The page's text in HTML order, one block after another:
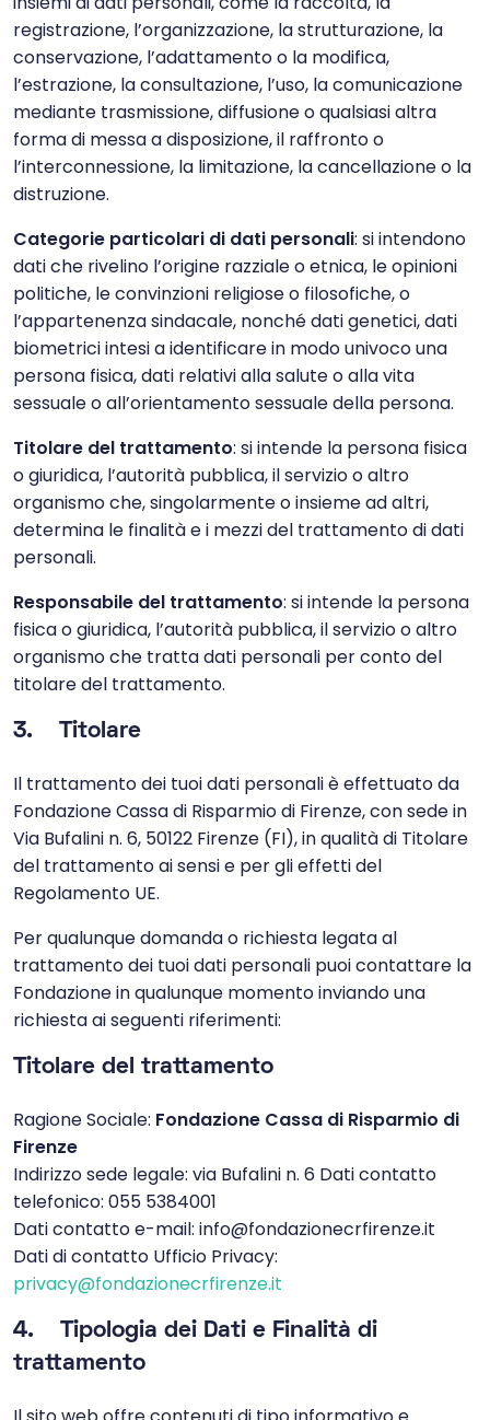
registrazione, l’organizzazione, la strutturazione, la
conservazione, l’adattamento o la modifica,
l’estrazione, la consultazione, l’uso, la comunicazione
mediante trasmissione, diffusione o qualsiasi altra
forma di messa a disposizione, il raffronto o
l’interconnessione, la limitazione, la cancellazione o la
distruzione.
Categorie particolari di dati personali: si intendono
dati che rivelino l’origine razziale o etnica, le opinioni
politiche, le convinzioni religiose o filosofiche, o
l’appartenenza sindacale, nonché dati genetici, dati
biometrici intesi a identificare in modo univoco una
persona fisica, dati relativi alla salute o alla vita
sessuale o all’orientamento sessuale della persona.
Titolare del trattamento: si intende la persona fisica
o giuridica, l’autorità pubblica, il servizio o altro
organismo che, singolarmente o insieme ad altri,
determina le finalità e i mezzi del trattamento di dati
personali.
Responsabile del trattamento: si intende la persona
fisica o giuridica, l’autorità pubblica, il servizio o altro
organismo che tratta dati personali per conto del
titolare del trattamento.
3. Titolare
Il trattamento dei tuoi dati personali è effettuato da
Fondazione Cassa di Risparmio di Firenze, con sede in
Via Bufalini n. 6, 50122 Firenze (FI), in qualità di Titolare
del trattamento ai sensi e per gli effetti del
Regolamento UE.
Per qualunque domanda o richiesta legata al
trattamento dei tuoi dati personali puoi contattare la
Fondazione in qualunque momento inviando una
richiesta ai seguenti riferimenti:
Titolare del trattamento
Ragione Sociale: Fondazione Cassa di Risparmio di
Firenze
Indirizzo sede legale: via Bufalini n. 6 Dati contatto
telefonico: 055 5384001
Dati contatto e-mail: info@fondazionecrfirenze.it
Dati di contatto Ufficio Privacy:
privacy@fondazionecrfirenze.it
4. Tipologia dei Dati e Finalità di
trattamento